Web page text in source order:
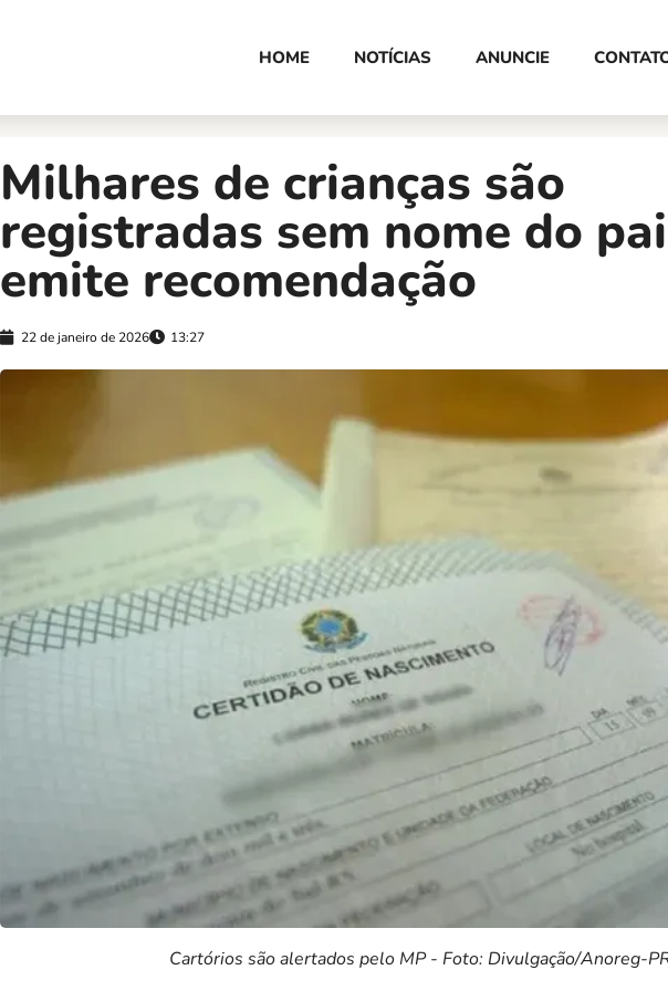
HOME NOTÍCIAS ANUNCIE
Milhares de crianças são
registradas sem nome do
emite recomendação
22 de janeiro de 2026 13:27
Cartórios são alertados pelo MP - Foto: Divulgação/Anoreg-